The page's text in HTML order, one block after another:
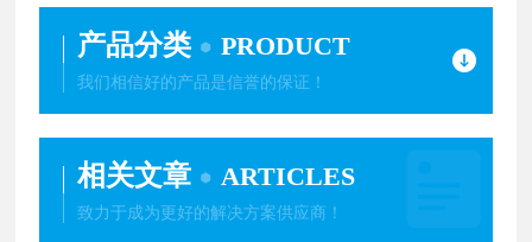
产品分类 PRODUCT
我们相信好的产品是信誉的保证！
相关文章 ARTICLES
致力于成为更好的解决方案供应商！